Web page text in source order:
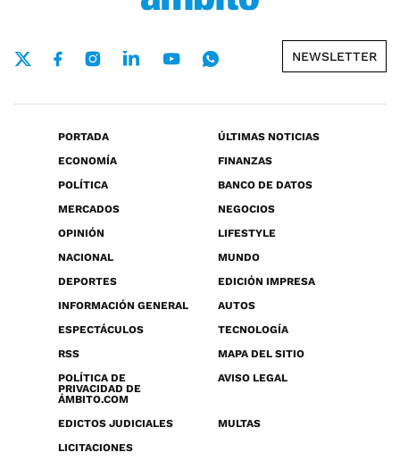
NEWSLETTER
PORTADA
ÚLTIMAS NOTICIAS
ECONOMÍA
FINANZAS
POLÍTICA
BANCO DE DATOS
MERCADOS
NEGOCIOS
OPINIÓN
LIFESTYLE
NACIONAL
MUNDO
DEPORTES
EDICIÓN IMPRESA
INFORMACIÓN GENERAL
AUTOS
ESPECTÁCULOS
TECNOLOGÍA
RSS
MAPA DEL SITIO
POLÍTICA DE
PRIVACIDAD DE
ÁMBITO.COM
AVISO LEGAL
EDICTOS JUDICIALES
MULTAS
LICITACIONES